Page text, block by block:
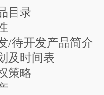
录
发产品简介
时间表
略